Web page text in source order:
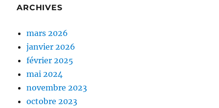
ARCHIVES
mars 2026
janvier 2026
février 2025
mai 2024
novembre 2023
octobre 2023